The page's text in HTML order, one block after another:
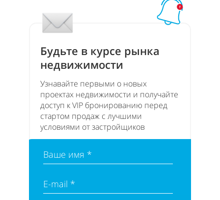
Ваше имя *
E-mail *
Будьте в курсе рынка
недвижимости
Узнавайте первыми о новых
проектах недвижимости и получайте
доступ к VIP бронированию перед
стартом продаж с лучшими
условиями от застройщиков